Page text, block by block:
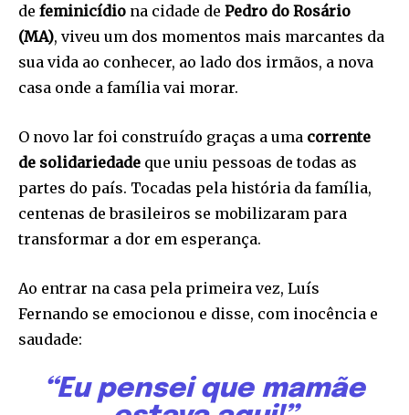
de feminicídio na cidade de Pedro do Rosário
(MA), viveu um dos momentos mais marcantes da
sua vida ao conhecer, ao lado dos irmãos, a nova
casa onde a família vai morar.
O novo lar foi construído graças a uma corrente
de solidariedade que uniu pessoas de todas as
partes do país. Tocadas pela história da família,
centenas de brasileiros se mobilizaram para
transformar a dor em esperança.
Ao entrar na casa pela primeira vez, Luís
Fernando se emocionou e disse, com inocência e
saudade:
“Eu pensei que mamãe